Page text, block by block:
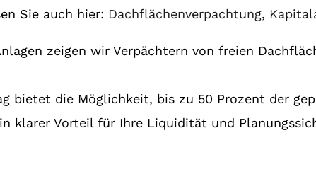
Sie auch hier: Dachflächenverpachtung,
zeigen wir Verpächtern von freien
bietet die Möglichkeit, bis zu 50 Prozent der
klarer Vorteil für Ihre Liquidität und